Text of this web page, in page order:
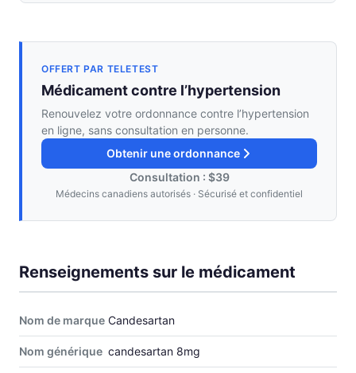
OFFERT PAR TELETEST
Médicament contre l’hypertension
Renouvelez votre ordonnance contre l’hypertension
en ligne, sans consultation en personne.
Obtenir une ordonnance
Consultation : $39
Médecins canadiens autorisés · Sécurisé et confidentiel
Renseignements sur le médicament
Nom de marque Candesartan
Nom générique candesartan 8mg